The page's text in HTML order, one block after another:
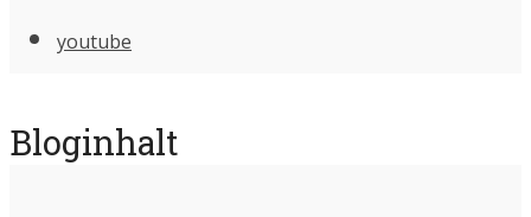
youtube
Bloginhalt